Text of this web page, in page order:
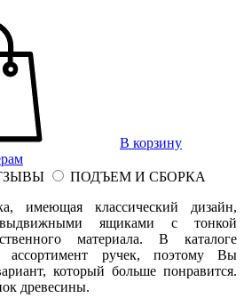
В корзину
ПОДЪЕМ И СБОРКА
имеющая классический дизайн,
выдвижными ящиками с тонкой
материала. В каталоге
ассортимент ручек, поэтому Вы
который больше понравится.
древесины.